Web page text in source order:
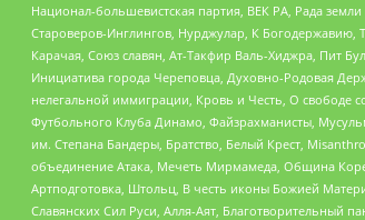
Национал-большевистская партия, ВЕК РА, Рада
Староверов-Инглингов, Нурджулар, К Богодержавию,
Карачая, Союз славян, Ат-Такфир Валь-Хиджра, Пит
Инициатива города Череповца, Духовно-Родовая
нелегальной иммиграции, Кровь и Честь, О свободе
Футбольного Клуба Динамо, Файзрахманисты,
им. Степана Бандеры, Братство, Белый Крест,
объединение Атака, Мечеть Мирмамеда, Община
Артподготовка, Штольц, В честь иконы Божией
Славянских Сил Руси, Алля-Аят, Благотворительный